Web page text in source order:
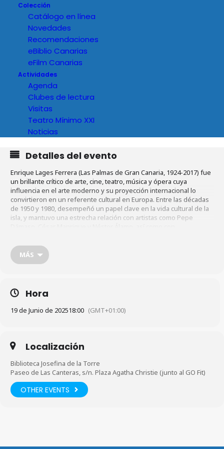
Colección
Catálogo en línea
Novedades
Recomendaciones
eBiblio Canarias
eFilm Canarias
Actividades
Agenda
Clubes de lectura
Visitas
Teatro Mínimo XXI
Noticias
Detalles del evento
Enrique Lages Ferrera (Las Palmas de Gran Canaria, 1924-2017) fue
un brillante crítico de arte, cine, teatro, música y ópera cuya
influencia en el arte moderno y su proyección internacional lo
convirtieron en un referente cultural en Europa. Entre las décadas
de 1950 y 1980, desempeñó un papel clave en la vida cultural de la
isla, y mantuvo una estrecha relación con artistas como Pepe
Saavedra, con quienes compartió una profunda conexión personal
y profesional. Su fallecimiento representó una gran pérdida para la
cultura de Gran Canaria, pero su legado sigue vivo en la historia del
A cargo de:
MÁS
Hora
19 de Junio de 202518:00 (GMT+01:00)
Localización
Biblioteca Josefina de la Torre
Paseo de Las Canteras, s/n. Plaza Agatha Christie (junto al GO Fit)
OTHER EVENTS